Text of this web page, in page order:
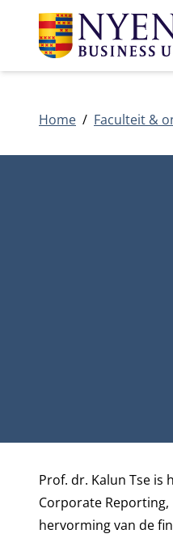
Home Faculteit &
Biografie
Prof. dr. Kalun Tse is
Corporate Reporting,
hervorming van de